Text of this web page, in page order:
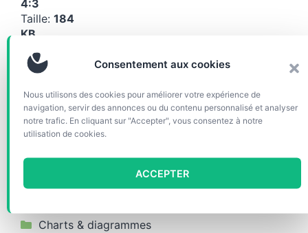
Consentement aux cookies
Nous utilisons des cookies pour améliorer votre expérience de
navigation, servir des annonces ou du contenu personnalisé et analyser
notre trafic. En cliquant sur "Accepter", vous consentez à notre
utilisation de cookies.
ACCEPTER
4:3
Taille: 184
KB
Télécharg
er (29912)
Format(s)
inclus:ODP
Proportion:4:3
Catégories
Charts & diagrammes